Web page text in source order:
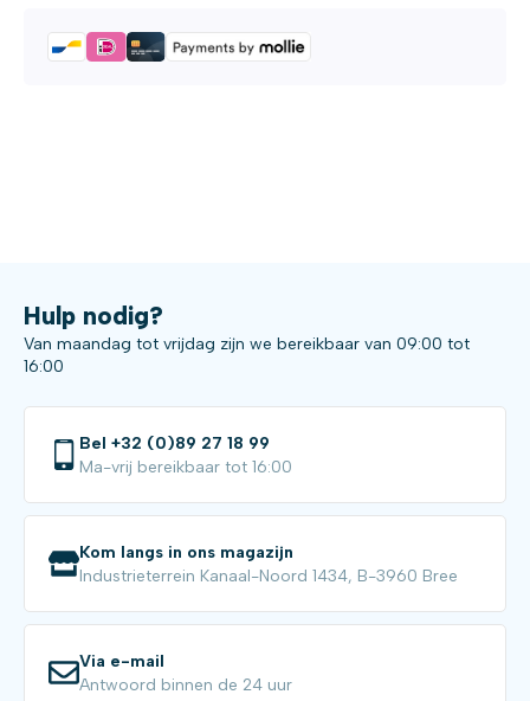
Hulp nodig?
Van maandag tot vrijdag zijn we bereikbaar van 09:00 tot
16:00
Bel +32 (0)89 27 18 99
Ma-vrij bereikbaar tot 16:00
Kom langs in ons magazijn
Industrieterrein Kanaal-Noord 1434, B-3960 Bree
Via e-mail
Antwoord binnen de 24 uur